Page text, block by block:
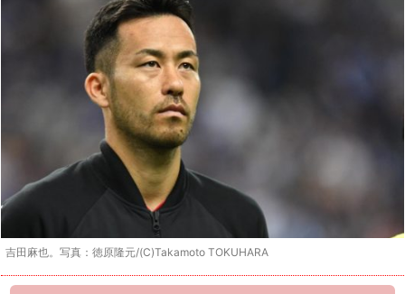
吉田麻也。写真：徳原隆元/(C)Takamoto TOKUHARA